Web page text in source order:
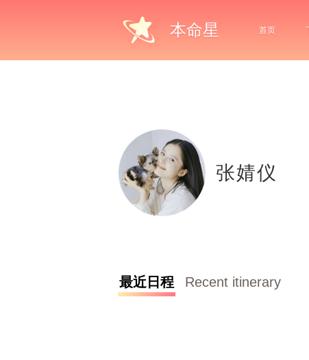
本命星 首页
张婧仪
最近日程 Recent itinerary